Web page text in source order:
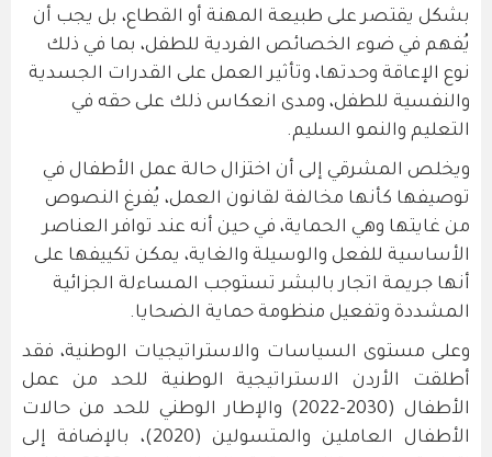
بشكل يقتصر على طبيعة المهنة أو القطاع، بل يجب أن
يُفهم في ضوء الخصائص الفردية للطفل، بما في ذلك
نوع الإعاقة وحدتها، وتأثير العمل على القدرات الجسدية
والنفسية للطفل، ومدى انعكاس ذلك على حقه في
التعليم والنمو السليم.
ويخلص المشرقي إلى أن اختزال حالة عمل الأطفال في
توصيفها كأنها مخالفة لقانون العمل، يُفرغ النصوص
من غايتها وهي الحماية، في حين أنه عند توافر العناصر
الأساسية للفعل والوسيلة والغاية، يمكن تكييفها على
أنها جريمة اتجار بالبشر تستوجب المساءلة الجزائية
المشددة وتفعيل منظومة حماية الضحايا.
وعلى مستوى السياسات والاستراتيجيات الوطنية، فقد
أطلقت الأردن الاستراتيجية الوطنية للحد من عمل
الأطفال (2030-2022) والإطار الوطني للحد من حالات
الأطفال العاملين والمتسولين (2020)، بالإضافة إلى